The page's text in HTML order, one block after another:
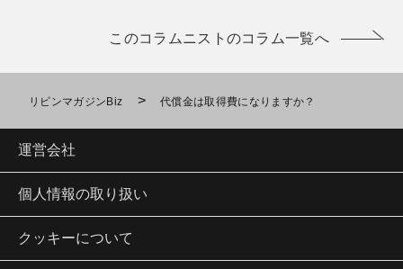
このコラムニストのコラム一覧へ
リビンマガジンBiz > 代償金は取得費になりますか？
運営会社
個人情報の取り扱い
クッキーについて